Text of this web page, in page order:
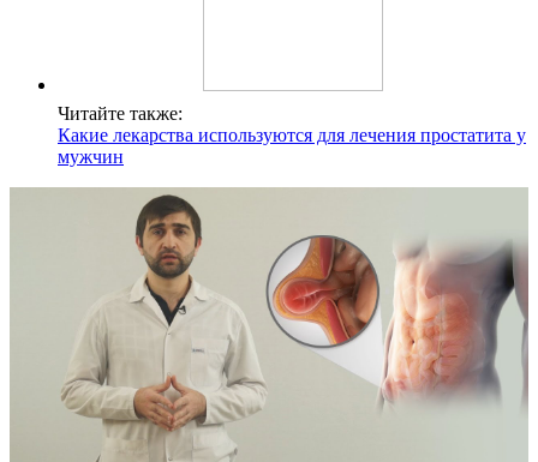
Читайте также:
Какие лекарства используются для лечения простатита у
мужчин